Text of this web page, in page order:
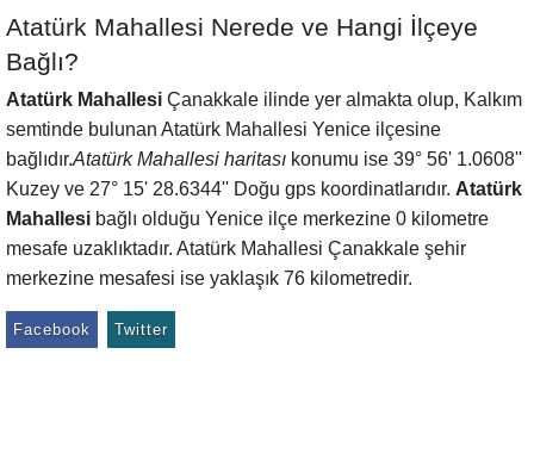
Atatürk Mahallesi Nerede ve Hangi İlçeye
Bağlı?
Atatürk Mahallesi Çanakkale ilinde yer almakta olup, Kalkım
semtinde bulunan Atatürk Mahallesi Yenice ilçesine
bağlıdır.Atatürk Mahallesi haritası konumu ise 39° 56' 1.0608''
Kuzey ve 27° 15' 28.6344'' Doğu gps koordinatlarıdır. Atatürk
Mahallesi bağlı olduğu Yenice ilçe merkezine 0 kilometre
mesafe uzaklıktadır. Atatürk Mahallesi Çanakkale şehir
merkezine mesafesi ise yaklaşık 76 kilometredir.
Facebook Twitter